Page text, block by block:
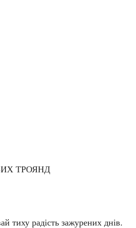
ТРОЯНД
тиху радість зажурених днів.